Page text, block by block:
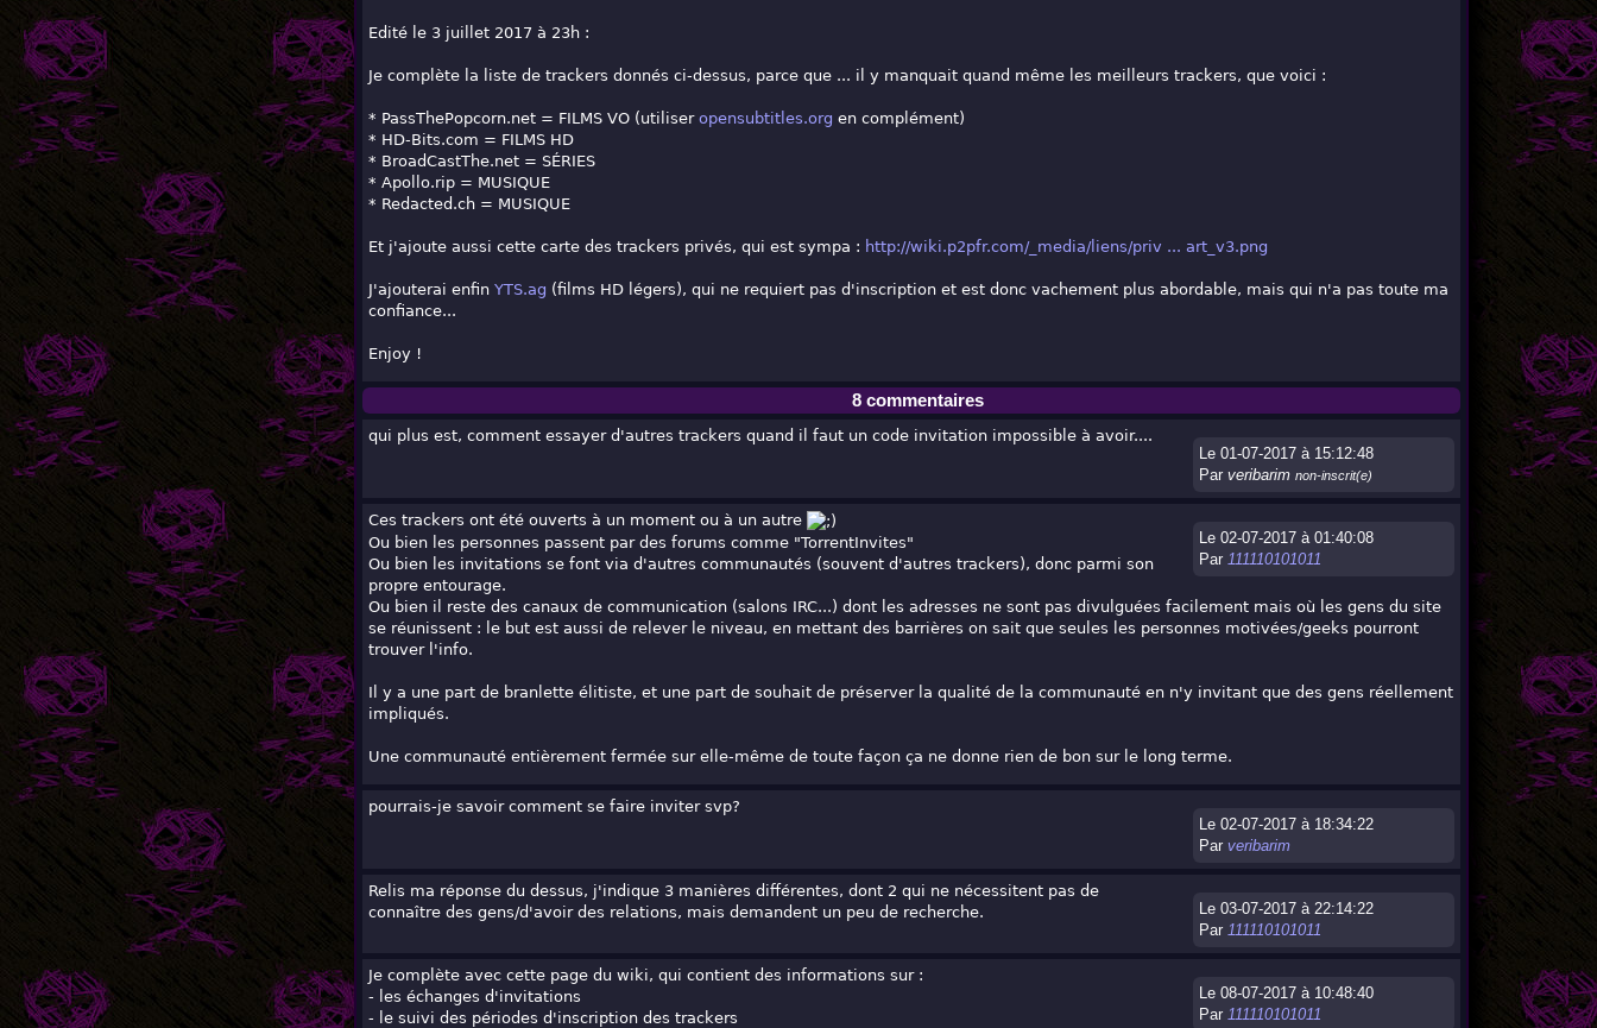
Edité le 3 juillet 2017 à 23h :
Je complète la liste de trackers donnés ci-dessus, parce que ... il y manquait quand même les meilleurs trackers, que voici :
* PassThePopcorn.net = FILMS VO (utiliser opensubtitles.org en complément)
* HD-Bits.com = FILMS HD
* BroadCastThe.net = SÉRIES
* Apollo.rip = MUSIQUE
* Redacted.ch = MUSIQUE
Et j'ajoute aussi cette carte des trackers privés, qui est sympa : http://wiki.p2pfr.com/_media/liens/priv ... art_v3.png
J'ajouterai enfin YTS.ag (films HD légers), qui ne requiert pas d'inscription et est donc vachement plus abordable, mais qui n'a pas toute ma
confiance...
Enjoy !
8 commentaires
Le 01-07-2017 à 15:12:48
Par veribarim non-inscrit(e)
qui plus est, comment essayer d'autres trackers quand il faut un code invitation impossible à avoir....
Le 02-07-2017 à 01:40:08
Par 111110101011
Ces trackers ont été ouverts à un moment ou à un autre
Ou bien les personnes passent par des forums comme "TorrentInvites"
Ou bien les invitations se font via d'autres communautés (souvent d'autres trackers), donc parmi son
propre entourage.
Ou bien il reste des canaux de communication (salons IRC...) dont les adresses ne sont pas divulguées facilement mais où les gens du site
se réunissent : le but est aussi de relever le niveau, en mettant des barrières on sait que seules les personnes motivées/geeks pourront
trouver l'info.
Il y a une part de branlette élitiste, et une part de souhait de préserver la qualité de la communauté en n'y invitant que des gens réellement
impliqués.
Une communauté entièrement fermée sur elle-même de toute façon ça ne donne rien de bon sur le long terme.
Le 02-07-2017 à 18:34:22
Par veribarim
pourrais-je savoir comment se faire inviter svp?
Le 03-07-2017 à 22:14:22
Par 111110101011
Relis ma réponse du dessus, j'indique 3 manières différentes, dont 2 qui ne nécessitent pas de
connaître des gens/d'avoir des relations, mais demandent un peu de recherche.
Le 08-07-2017 à 10:48:40
Par 111110101011
Je complète avec cette page du wiki, qui contient des informations sur :
- les échanges d'invitations
- le suivi des périodes d'inscription des trackers